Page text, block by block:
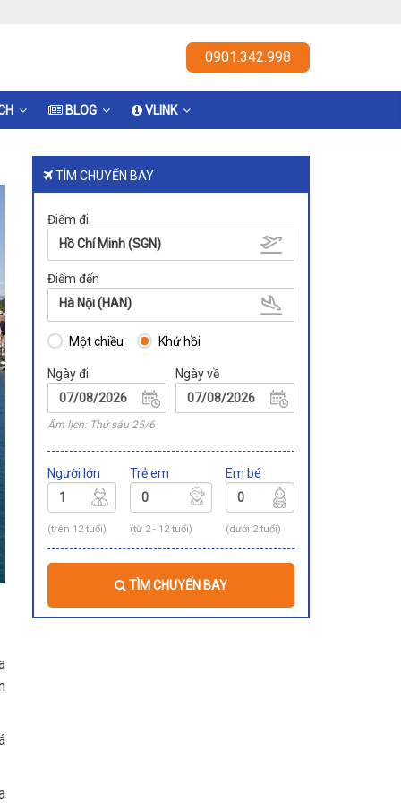
0901.342.998
BLOG VLINK
TÌM CHUYẾN BAY
Điểm đi
Hồ Chí Minh (SGN)
Điểm đến
Hà Nội (HAN)
Một chiều Khứ hồi
Ngày đi
Âm lịch: Thứ sáu 25/6
Ngày về
Người lớn
(trên 12 tuổi)
Trẻ em
(từ 2 - 12 tuổi)
Em bé
(dưới 2 tuổi)
TÌM CHUYẾN BAY